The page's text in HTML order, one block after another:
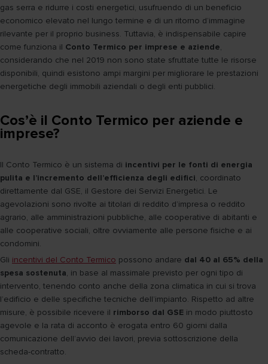
gas serra e ridurre i costi energetici, usufruendo di un beneficio
economico elevato nel lungo termine e di un ritorno d’immagine
rilevante per il proprio business. Tuttavia, è indispensabile capire
come funziona il Conto Termico per imprese e aziende,
considerando che nel 2019 non sono state sfruttate tutte le risorse
disponibili, quindi esistono ampi margini per migliorare le prestazioni
energetiche degli immobili aziendali o degli enti pubblici.
Cos’è il Conto Termico per aziende e
imprese?
Il Conto Termico è un sistema di incentivi per le fonti di energia
pulita e l’incremento dell’efficienza degli edifici, coordinato
direttamente dal GSE, il Gestore dei Servizi Energetici. Le
agevolazioni sono rivolte ai titolari di reddito d’impresa o reddito
agrario, alle amministrazioni pubbliche, alle cooperative di abitanti e
alle cooperative sociali, oltre ovviamente alle persone fisiche e ai
condomini.
Gli incentivi del Conto Termico possono andare dal 40 al 65% della
spesa sostenuta, in base al massimale previsto per ogni tipo di
intervento, tenendo conto anche della zona climatica in cui si trova
l’edificio e delle specifiche tecniche dell’impianto. Rispetto ad altre
misure, è possibile ricevere il rimborso dal GSE in modo piuttosto
agevole e la rata di acconto è erogata entro 60 giorni dalla
comunicazione dell’avvio dei lavori, previa sottoscrizione della
scheda-contratto.